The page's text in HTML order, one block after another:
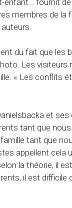
membres de
du fait que les
Les visiteurs
« Les conflits
et
tant que
tant que
appellent cela
la théorie, il
il est difficile